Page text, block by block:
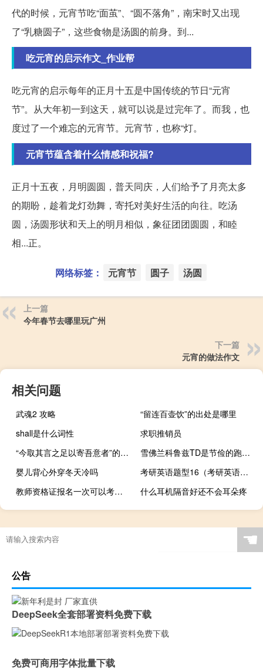
代的时候，元宵节吃“面茧”、“圆不落角”，南宋时又出现
了“乳糖圆子”，这些食物是汤圆的前身。到...
吃元宵的启示作文_作业帮
吃元宵的启示每年的正月十五是中国传统的节日“元宵
节”。从大年初一到这天，就可以说是过完年了。而我，也
度过了一个难忘的元宵节。元宵节，也称“灯。
元宵节蕴含着什么情感和祝福?
正月十五夜，月明圆圆，普天同庆，人们给予了月亮太多
的期盼，趁着龙灯劲舞，寄托对美好生活的向往。吃汤
圆，汤圆形状和天上的明月相似，象征团团圆圆，和睦
相...正。
网络标签： 元宵节 圆子 汤圆
上一篇
今年春节去哪里玩广州
下一篇
元宵的做法作文
相关问题
武魂2 攻略
“留连百壶饮”的出处是哪里
shall是什么词性
求职推销员
“今取其言之足以寄吾意者”的出处是哪里
雪佛兰科鲁兹TD是节俭的跑步者
婴儿背心外穿冬天冷吗
考研英语题型16（考研英语题型）
教师资格证报名一次可以考几次
什么耳机隔音好还不会耳朵疼
☚
公告
DeepSeek全套部署资料免费下载
免费可商用字体批量下载